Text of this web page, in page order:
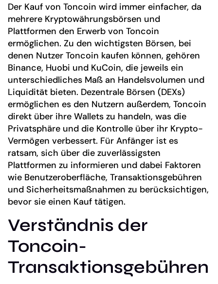
Der Kauf von Toncoin wird immer einfacher, da
mehrere Kryptowährungsbörsen und
Plattformen den Erwerb von Toncoin
ermöglichen. Zu den wichtigsten Börsen, bei
denen Nutzer Toncoin kaufen können, gehören
Binance, Huobi und KuCoin, die jeweils ein
unterschiedliches Maß an Handelsvolumen und
Liquidität bieten. Dezentrale Börsen (DEXs)
ermöglichen es den Nutzern außerdem, Toncoin
direkt über ihre Wallets zu handeln, was die
Privatsphäre und die Kontrolle über ihr Krypto-
Vermögen verbessert. Für Anfänger ist es
ratsam, sich über die zuverlässigsten
Plattformen zu informieren und dabei Faktoren
wie Benutzeroberfläche, Transaktionsgebühren
und Sicherheitsmaßnahmen zu berücksichtigen,
bevor sie einen Kauf tätigen.
Verständnis der
Toncoin-
Transaktionsgebühren